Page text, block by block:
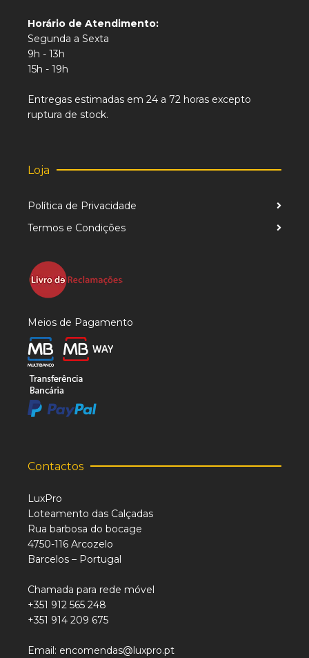
Horário de Atendimento:
Segunda a Sexta
9h - 13h
15h - 19h
Entregas estimadas em 24 a 72 horas excepto
ruptura de stock.
Loja
Política de Privacidade
Termos e Condições
Meios de Pagamento
Contactos
LuxPro
Loteamento das Calçadas
Rua barbosa do bocage
4750-116 Arcozelo
Barcelos – Portugal
Chamada para rede móvel
+351 912 565 248
+351 914 209 675
Email: encomendas@luxpro.pt